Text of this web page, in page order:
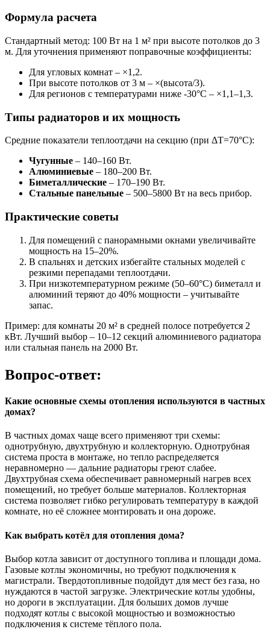
Формула расчета
Стандартный метод: 100 Вт на 1 м² при высоте потолков до 3
м. Для уточнения применяют поправочные коэффициенты:
Для угловых комнат – ×1,2.
При высоте потолков от 3 м – ×(высота/3).
Для регионов с температурами ниже -30°C – ×1,1–1,3.
Типы радиаторов и их мощность
Средние показатели теплоотдачи на секцию (при ΔT=70°C):
Чугунные – 140–160 Вт.
Алюминиевые – 180–200 Вт.
Биметаллические – 170–190 Вт.
Стальные панельные – 500–5800 Вт на весь прибор.
Практические советы
Для помещений с панорамными окнами увеличивайте
мощность на 15–20%.
В спальнях и детских избегайте стальных моделей с
резкими перепадами теплоотдачи.
При низкотемпературном режиме (50–60°C) биметалл и
алюминий теряют до 40% мощности – учитывайте
запас.
Пример: для комнаты 20 м² в средней полосе потребуется 2
кВт. Лучший выбор – 10–12 секций алюминиевого радиатора
или стальная панель на 2000 Вт.
Вопрос-ответ:
Какие основные схемы отопления используются в частных
домах?
В частных домах чаще всего применяют три схемы:
однотрубную, двухтрубную и коллекторную. Однотрубная
система проста в монтаже, но тепло распределяется
неравномерно — дальние радиаторы греют слабее.
Двухтрубная схема обеспечивает равномерный нагрев всех
помещений, но требует больше материалов. Коллекторная
система позволяет гибко регулировать температуру в каждой
комнате, но её сложнее монтировать и она дороже.
Как выбрать котёл для отопления дома?
Выбор котла зависит от доступного топлива и площади дома.
Газовые котлы экономичны, но требуют подключения к
магистрали. Твердотопливные подойдут для мест без газа, но
нуждаются в частой загрузке. Электрические котлы удобны,
но дороги в эксплуатации. Для больших домов лучше
подходят котлы с высокой мощностью и возможностью
подключения к системе тёплого пола.